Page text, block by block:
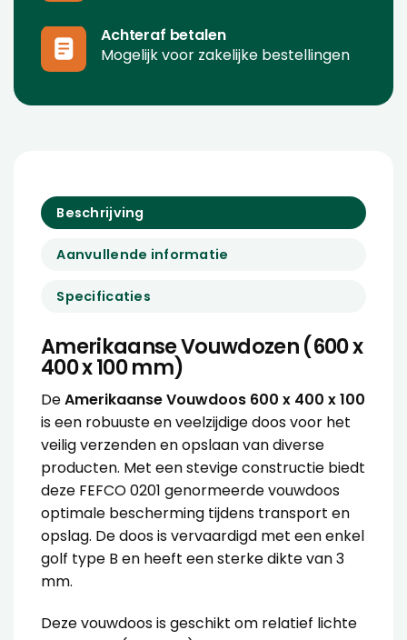
Achteraf betalen
Mogelijk voor zakelijke bestellingen
Beschrijving
Aanvullende informatie
Specificaties
Amerikaanse Vouwdozen (600 x
400 x 100 mm)
DeAmerikaanse Vouwdoos 600 x 400 x 100
is een robuuste en veelzijdige doos voor het
veilig verzenden en opslaan van diverse
producten. Met een stevige constructie biedt
deze FEFCO 0201 genormeerde vouwdoos
optimale bescherming tijdens transport en
opslag. De doos is vervaardigd met een enkel
golf type B en heeft een sterke dikte van 3
mm.
Deze vouwdoos is geschikt om relatief lichte